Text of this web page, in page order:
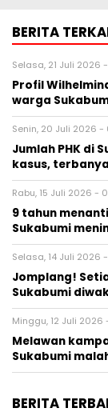
BERITA
Selasa, 21 Juli 2026
Profil
warga
Senin, 20 Juli 2026 -
Jumlah PHK di
kasus,
Rabu, 15 Juli 2026 -
9 tahun
Sukabumi
Selasa, 14 Juli 2026
Jomplang!
Sukabumi
Minggu, 12 Juli 2026
Melawan
Sukabumi
BERITA